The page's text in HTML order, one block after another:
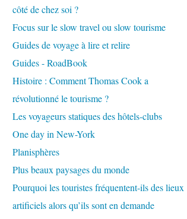
côté de chez soi ?
Focus sur le slow travel ou slow tourisme
Guides de voyage à lire et relire
Guides - RoadBook
Histoire : Comment Thomas Cook a
révolutionné le tourisme ?
Les voyageurs statiques des hôtels-clubs
One day in New-York
Planisphères
Plus beaux paysages du monde
Pourquoi les touristes fréquentent-ils des lieux
artificiels alors qu’ils sont en demande